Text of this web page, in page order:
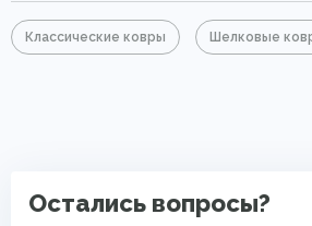
Классические ковры Шелковые
Остались вопросы?